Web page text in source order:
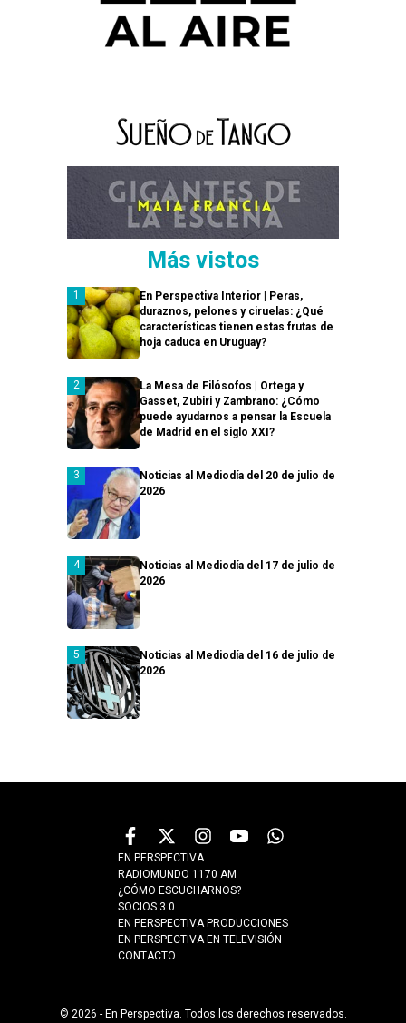
Más vistos
En Perspectiva Interior | Peras,
duraznos, pelones y ciruelas: ¿Qué
características tienen estas frutas de
hoja caduca en Uruguay?
La Mesa de Filósofos | Ortega y
Gasset, Zubiri y Zambrano: ¿Cómo
puede ayudarnos a pensar la Escuela
de Madrid en el siglo XXI?
Noticias al Mediodía del 20 de julio de
2026
Noticias al Mediodía del 17 de julio de
2026
Noticias al Mediodía del 16 de julio de
2026
EN PERSPECTIVA
RADIOMUNDO 1170 AM
¿CÓMO ESCUCHARNOS?
SOCIOS 3.0
EN PERSPECTIVA PRODUCCIONES
EN PERSPECTIVA EN TELEVISIÓN
CONTACTO
© 2026 - En Perspectiva. Todos los derechos reservados.